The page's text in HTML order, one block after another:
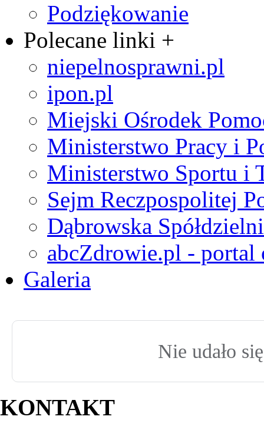
Podziękowanie
Polecane linki +
niepelnosprawni.pl
ipon.pl
Miejski Ośrodek
Ministerstwo Pracy i
Ministerstwo Sportu i
Sejm Reczpospolitej
Dąbrowska
abcZdrowie.pl - portal
Galeria
Nie udało
KONTAKT